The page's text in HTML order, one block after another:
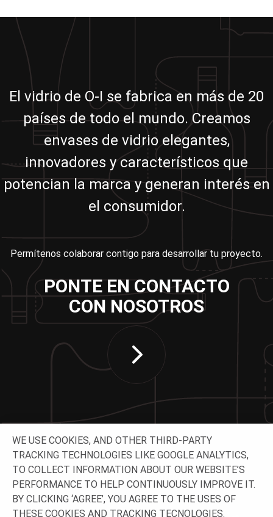
El vidrio de O-I se fabrica en más de 20
países de todo el mundo. Creamos
envases de vidrio elegantes,
innovadores y característicos que
potencian la marca y generan interés en
el consumidor.
Permítenos colaborar contigo para desarrollar tu proyecto.
PONTE EN CONTACTO
CON NOSOTROS
WE USE COOKIES, AND OTHER THIRD-PARTY
TRACKING TECHNOLOGIES LIKE GOOGLE ANALYTICS,
TO COLLECT INFORMATION ABOUT OUR WEBSITE’S
PERFORMANCE TO HELP CONTINUOUSLY IMPROVE IT.
BY CLICKING ‘AGREE’, YOU AGREE TO THE USES OF
THESE COOKIES AND TRACKING TECNOLOGIES.